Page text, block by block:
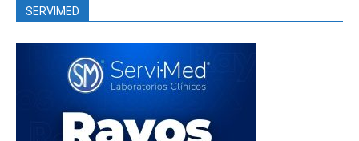
SERVIMED